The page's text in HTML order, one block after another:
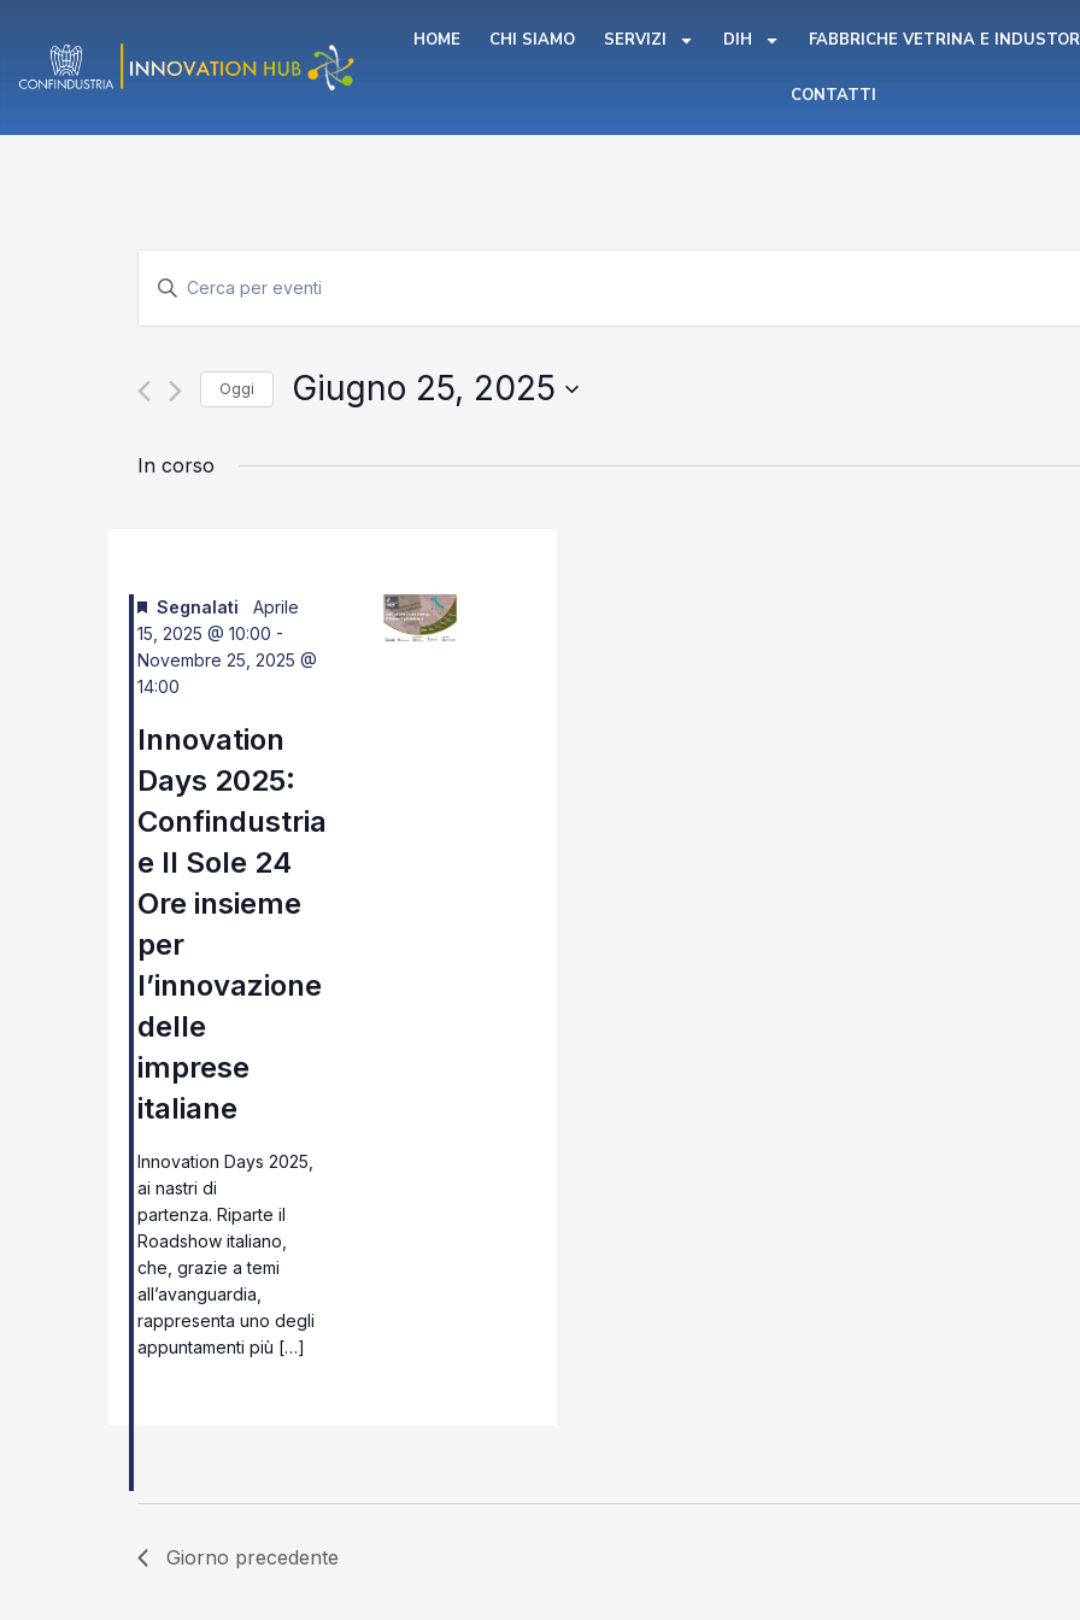
contenuto
HOME CHI SIAMO SERVIZI DIH FABBRICHE VETRINA E
CONTATTI
Eventi
Ricerca
Navigazione
Inserisci
Parola
Chiave.
per
Oggi Giugno 25, 2025
data.
In corso
Segnalati
Aprile
15, 2025 @ 10:00 -
Novembre 25, 2025 @
14:00
Innovation
Days 2025:
Confindustria
e Il Sole 24
Ore insieme
per
l’innovazione
delle
imprese
italiane
Innovation Days 2025,
ai nastri di
partenza. Riparte il
Roadshow italiano,
che, grazie a temi
all’avanguardia,
rappresenta uno degli
appuntamenti più […]
Giorno precedente